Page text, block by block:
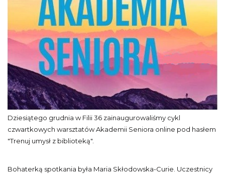
Dziesiątego grudnia w Filii 36 zainaugurowaliśmy cykl
czwartkowych warsztatów Akademii Seniora online pod hasłem
"Trenuj umysł z biblioteką".
Bohaterką spotkania była Maria Skłodowska-Curie. Uczestnicy